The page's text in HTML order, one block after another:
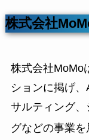
株式会社
株式会社MoMo
ションに掲げ
サルティング
グなどの事業